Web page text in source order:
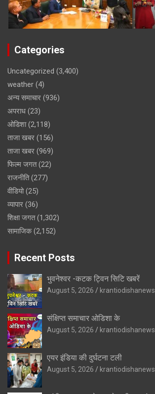
Categories
Uncategorized (3,400)
weather (4)
अन्य समाचार (936)
अपराध (23)
ओडिशा(2,118)
ताजा खबर (156)
ताजा खबर (969)
फिल्म जगत(22)
राजनीति(277)
वीडियो(25)
व्यापार (36)
शिक्षा जगत(1,302)
सामाजिक(2,152)
Recent Posts
भुवनेश्वर -कटक ट्विन सिटि खबरें
August 5, 2026 krantiodishanews
संक्षिप्त समाचार ओडिशा के
August 5, 2026 krantiodishanews
एयर इंडिया की दुर्घटना टली
August 5, 2026 krantiodishanews